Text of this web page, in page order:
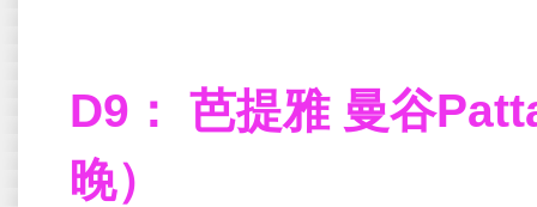
D9： 芭提雅 曼谷
晚）